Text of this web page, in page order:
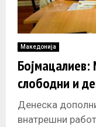
M
E
N
U
Македонија
слободни и
Денеска
внатрешни